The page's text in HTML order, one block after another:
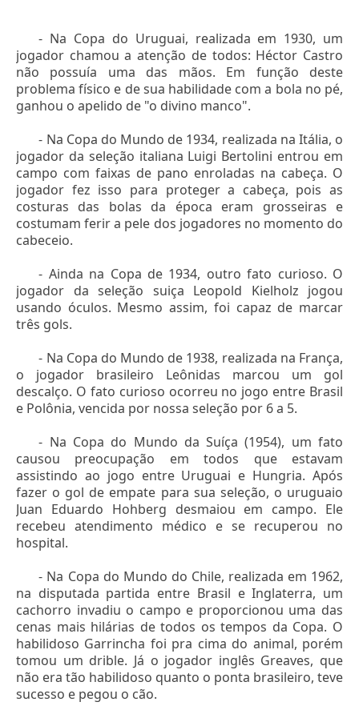
- Na Copa do Uruguai, realizada em 1930, um
jogador chamou a atenção de todos: Héctor Castro
não possuía uma das mãos. Em função deste
problema físico e de sua habilidade com a bola no pé,
ganhou o apelido de "o divino manco".
- Na Copa do Mundo de 1934, realizada na Itália, o
jogador da seleção italiana Luigi Bertolini entrou em
campo com faixas de pano enroladas na cabeça. O
jogador fez isso para proteger a cabeça, pois as
costuras das bolas da época eram grosseiras e
costumam ferir a pele dos jogadores no momento do
cabeceio.
- Ainda na Copa de 1934, outro fato curioso. O
jogador da seleção suiça Leopold Kielholz jogou
usando óculos. Mesmo assim, foi capaz de marcar
três gols.
- Na Copa do Mundo de 1938, realizada na França,
o jogador brasileiro Leônidas marcou um gol
descalço. O fato curioso ocorreu no jogo entre Brasil
e Polônia, vencida por nossa seleção por 6 a 5.
- Na Copa do Mundo da Suíça (1954), um fato
causou preocupação em todos que estavam
assistindo ao jogo entre Uruguai e Hungria. Após
fazer o gol de empate para sua seleção, o uruguaio
Juan Eduardo Hohberg desmaiou em campo. Ele
recebeu atendimento médico e se recuperou no
hospital.
- Na Copa do Mundo do Chile, realizada em 1962,
na disputada partida entre Brasil e Inglaterra, um
cachorro invadiu o campo e proporcionou uma das
cenas mais hilárias de todos os tempos da Copa. O
habilidoso Garrincha foi pra cima do animal, porém
tomou um drible. Já o jogador inglês Greaves, que
não era tão habilidoso quanto o ponta brasileiro, teve
sucesso e pegou o cão.